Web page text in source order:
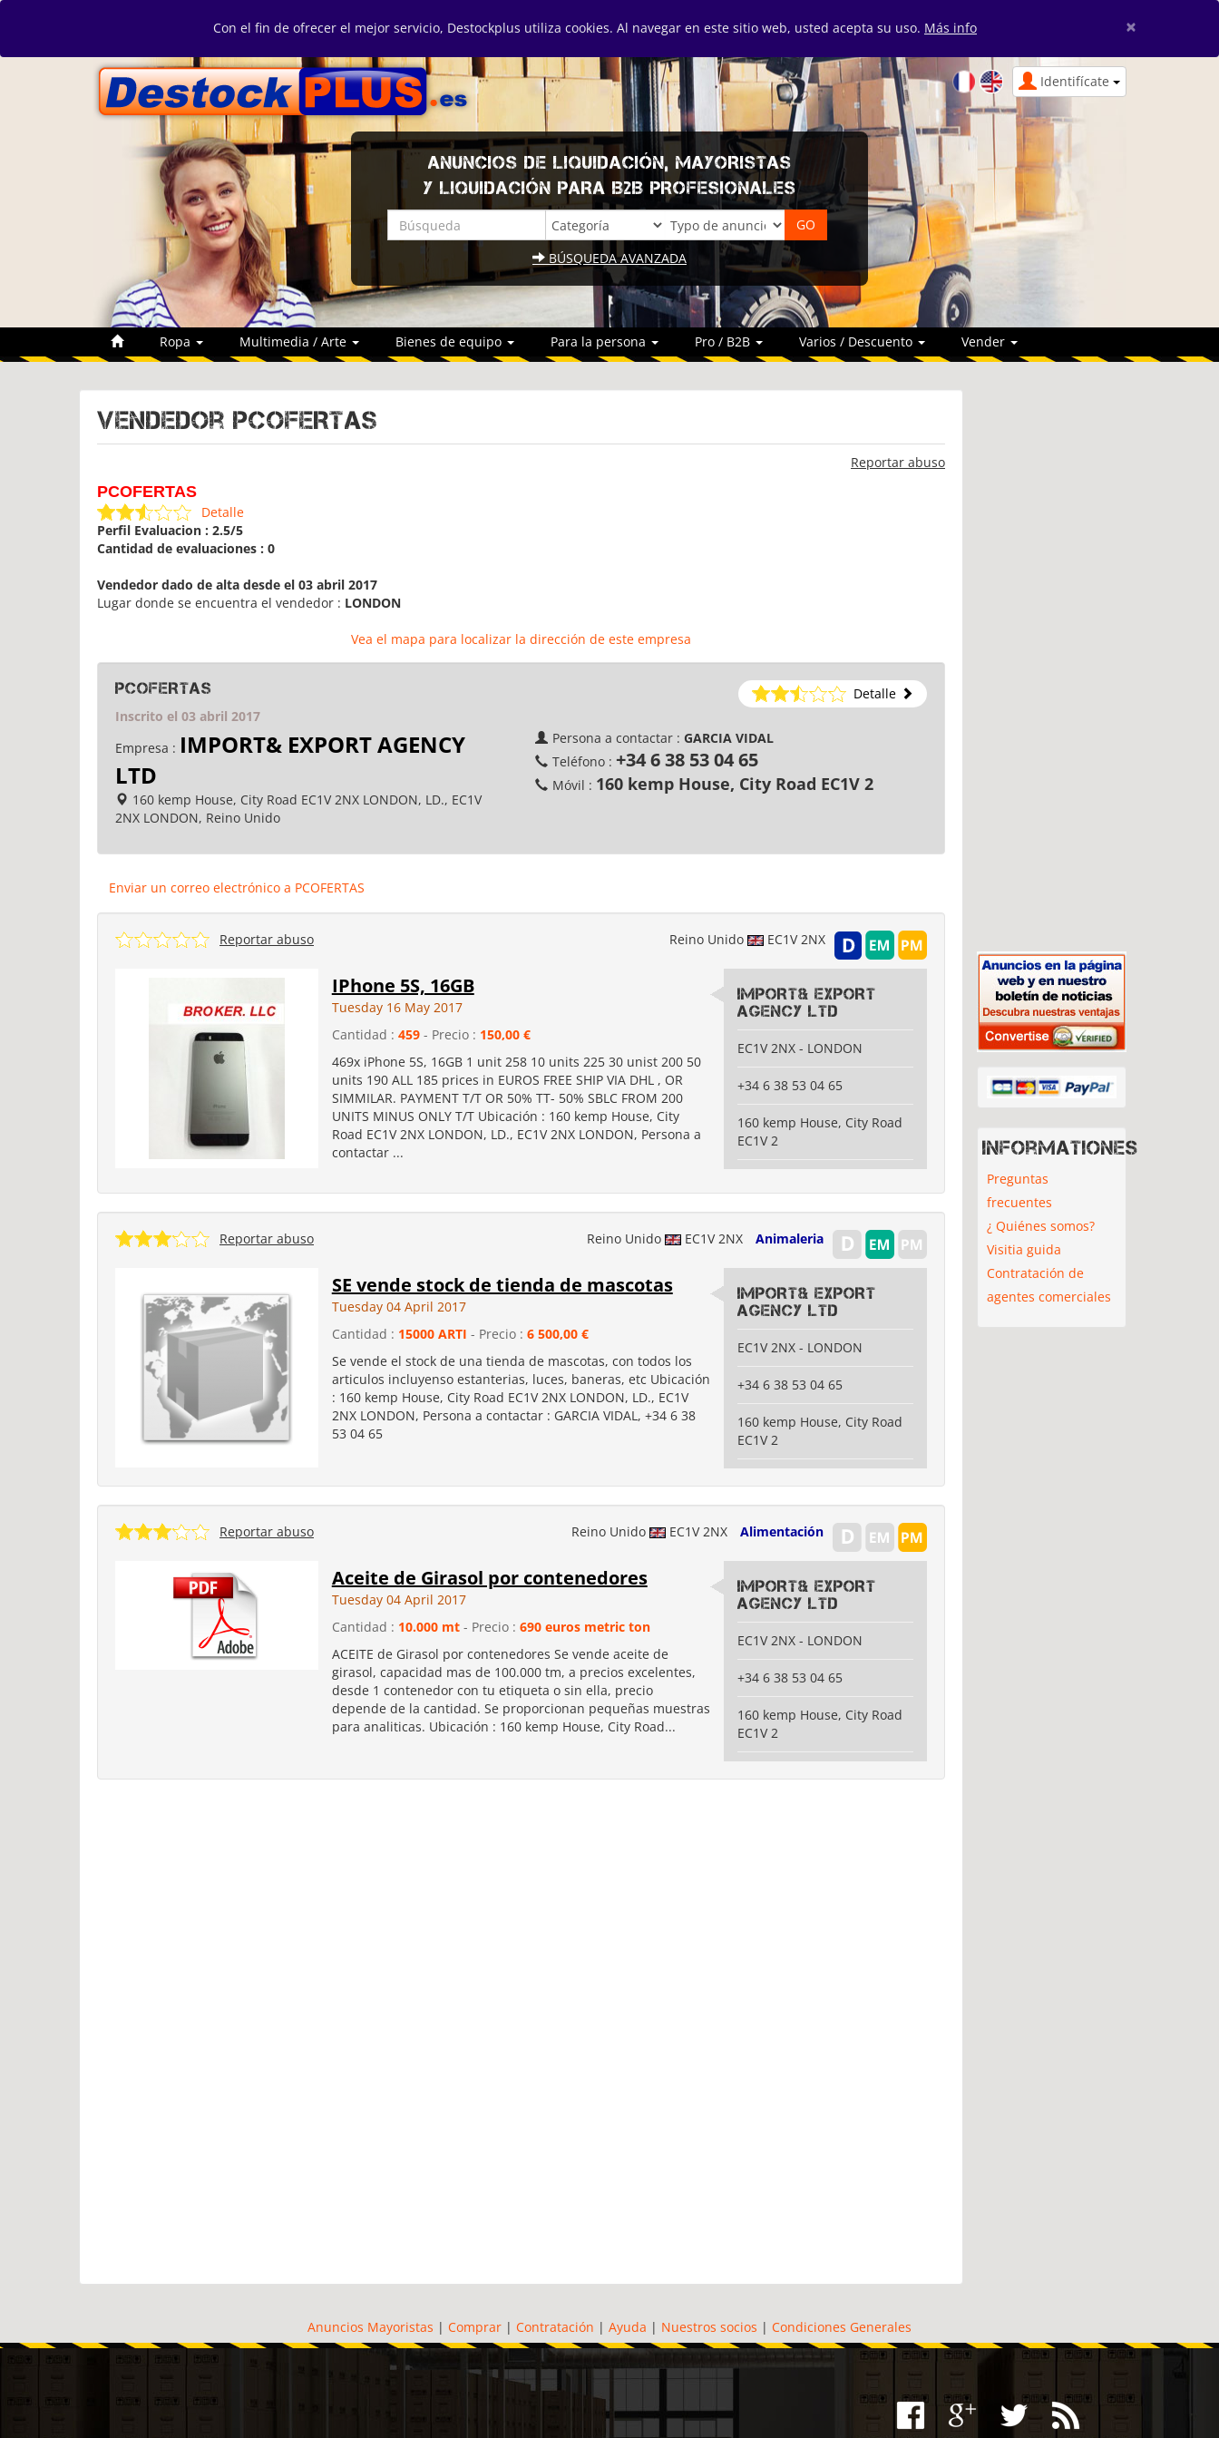
Con el fin de ofrecer el mejor servicio, Destockplus utiliza cookies. Al navegar en este sitio web, usted acepta su uso. Más info ×
Identifícate
ANUNCIOS DE LIQUIDACIÓN, MAYORISTAS
Y LIQUIDACIÓN PARA B2B PROFESIONALES
BÚSQUEDA AVANZADA
Ropa Multimedia / Arte Bienes de equipo Para la persona Pro / B2B Varios / Descuento Vender
Vendedor PCOFERTAS
Reportar abuso
PCOFERTAS
Detalle
Perfil Evaluacion : 2.5/5
Cantidad de evaluaciones : 0
Vendedor dado de alta desde el 03 abril 2017
Lugar donde se encuentra el vendedor : LONDON
Vea el mapa para localizar la dirección de este empresa
PCOFERTAS
Detalle
Inscrito el 03 abril 2017
Empresa : IMPORT& EXPORT AGENCY
LTD
160 kemp House, City Road EC1V 2NX LONDON, LD., EC1V
2NX LONDON, Reino Unido
Persona a contactar : GARCIA VIDAL
Teléfono : +34 6 38 53 04 65
Móvil : 160 kemp House, City Road EC1V 2
Enviar un correo electrónico a PCOFERTAS
Reino Unido EC1V 2NX
Reportar abuso
IPhone 5S, 16GB
Tuesday 16 May 2017
Cantidad : 459- Precio : 150,00 €
469x iPhone 5S, 16GB 1 unit 258 10 units 225 30 unist 200 50
units 190 ALL 185 prices in EUROS FREE SHIP VIA DHL , OR
SIMMILAR. PAYMENT T/T OR 50% TT- 50% SBLC FROM 200
UNITS MINUS ONLY T/T Ubicación : 160 kemp House, City
Road EC1V 2NX LONDON, LD., EC1V 2NX LONDON, Persona a
contactar ...
IMPORT& EXPORT
AGENCY LTD
EC1V 2NX - LONDON
+34 6 38 53 04 65
160 kemp House, City Road
EC1V 2
Reino Unido EC1V 2NX Animaleria
Reportar abuso
SE vende stock de tienda de mascotas
Tuesday 04 April 2017
Cantidad : 15000 ARTI - Precio : 6 500,00 €
Se vende el stock de una tienda de mascotas, con todos los
articulos incluyenso estanterias, luces, baneras, etc Ubicación
: 160 kemp House, City Road EC1V 2NX LONDON, LD., EC1V
2NX LONDON, Persona a contactar : GARCIA VIDAL, +34 6 38
53 04 65
IMPORT& EXPORT
AGENCY LTD
EC1V 2NX - LONDON
+34 6 38 53 04 65
160 kemp House, City Road
EC1V 2
Reino Unido EC1V 2NX Alimentación
Reportar abuso
Aceite de Girasol por contenedores
Tuesday 04 April 2017
Cantidad : 10.000 mt- Precio : 690 euros metric ton
ACEITE de Girasol por contenedores Se vende aceite de
girasol, capacidad mas de 100.000 tm, a precios excelentes,
desde 1 contenedor con tu etiqueta o sin ella, precio
depende de la cantidad. Se proporcionan pequeñas muestras
para analiticas. Ubicación : 160 kemp House, City Road...
IMPORT& EXPORT
AGENCY LTD
EC1V 2NX - LONDON
+34 6 38 53 04 65
160 kemp House, City Road
EC1V 2
Informationes
Preguntas
frecuentes
¿ Quiénes somos?
Visitia guida
Contratación de
agentes comerciales
Anuncios Mayoristas | Comprar | Contratación | Ayuda | Nuestros socios | Condiciones Generales